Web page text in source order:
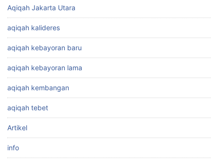
Aqiqah Jakarta Utara
aqiqah kalideres
aqiqah kebayoran baru
aqiqah kebayoran lama
aqiqah kembangan
aqiqah tebet
Artikel
info